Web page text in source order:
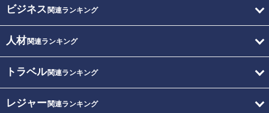
ビジネス 関連ランキング
人材関連ランキング
トラベル関連ランキング
レジャー関連ランキング